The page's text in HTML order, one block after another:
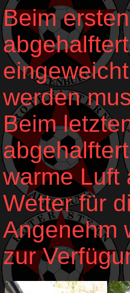
Beim
werden
Beim
warme Luft
Wetter für
Angenehm
zur